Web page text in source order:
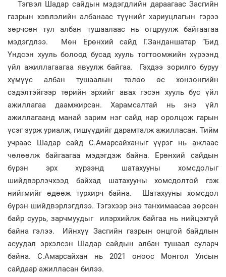
Тэгвэл Шадар сайдын мэдэгдлийн дараагаас Засгийн
газрын хэвлэлийн албанаас түүнийг хариуцлагын гэрээ
зөрчсөн тул албан тушаалаас нь огцруулж байгаагаа
мэдэгдлээ. Мөн Ерөнхий сайд Г.Занданшатар “Бид
Үндсэн хууль болоод бусад хууль тогтоомжийн хүрээнд
үйл ажиллагаагаа явуулж байгаа. Гэхдээ зорилго буруу
хүмүүс албан тушаалын төлөө өс хонзонгийн
сэдэлтэйгээр төрийн эрхийг авах гэсэн хууль бус үйл
ажиллагаа даамжирсан. Харамсалтай нь энэ үйл
ажиллагаанд манай зарим нэг сайд нар оролцож гарын
үсэг зурж уриалж, гишүүдийг дарамталж ажилласан. Тийм
учраас Шадар сайд С.Амарсайханыг үүрэг нь ажлаас
чөлөөлж байгаагаа мэдэгдэж байна. Ерөнхий сайдын
бүрэн эрх хүрээнд шатахууны хомсдолыг
шийдвэрлэчхээд байхад шатахууны хомсдолтой гэж
нийгмийг өдөөж турхирч байна. Шатахууны хомсдол
бүрэн шийдвэрлэгдлээ. Тэгэхээр энэ танхимаасаа зөрсөн
байр суурь, зарчмуудыг илэрхийлж байгаа нь нийцэхгүй
байна гэлээ. Ийнхүү Засгийн газрын онцгой байдлын
асуудал эрхэлсэн Шадар сайдын албан тушаал суларч
байна. С.Амарсайхан нь 2021 оноос Монгол Улсын
сайдаар ажилласан билээ.